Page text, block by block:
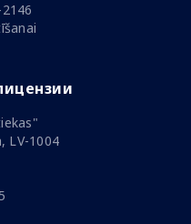
LV-1004